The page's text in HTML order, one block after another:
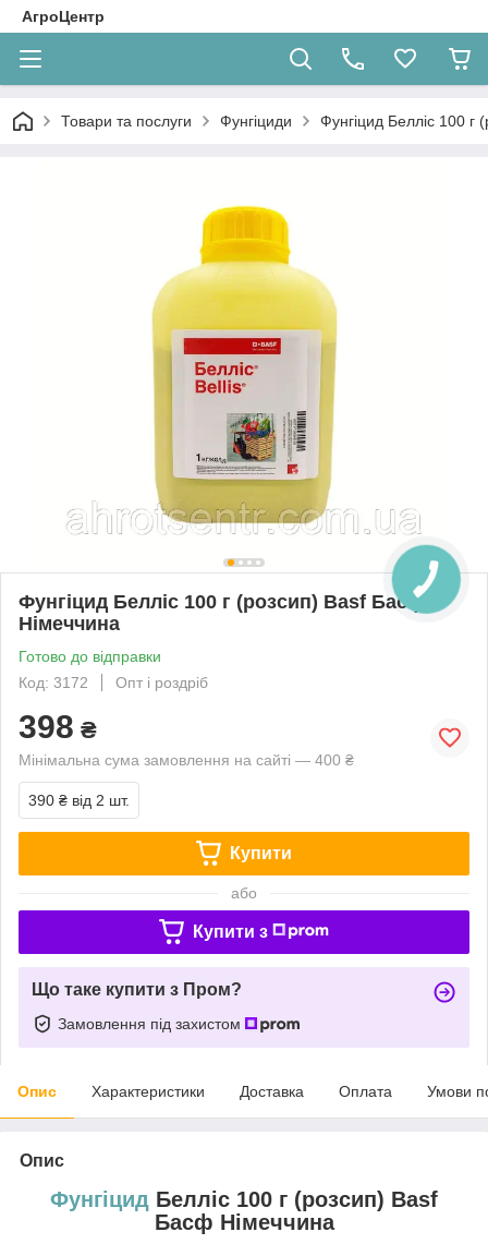
АгроЦентр
Товари та послуги Фунгіциди Фунгіцид Белліс 100
Фунгіцид Белліс 100 г (розсип) Basf Басф
Німеччина
Готово до відправки
Код: 3172
Опт і роздріб
398 ₴
Мінімальна сума замовлення на сайті — 400 ₴
390 ₴ від 2 шт.
Купити
або
Купити з
Що таке купити з Пром?
Замовлення під захистом
Опис Характеристики Доставка Оплата Умови
Опис
Фунгіцид Белліс 100 г (розсип) Basf
Басф Німеччина